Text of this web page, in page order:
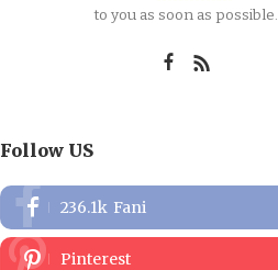
to you as soon as possible.
Follow US
236.1k Fani
Pinterest